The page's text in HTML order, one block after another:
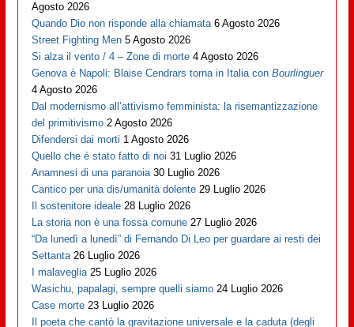
Agosto 2026
Quando Dio non risponde alla chiamata 6 Agosto 2026
Street Fighting Men 5 Agosto 2026
Si alza il vento / 4 – Zone di morte 4 Agosto 2026
Genova è Napoli: Blaise Cendrars torna in Italia conBourlinguer
4 Agosto 2026
Dal modernismo all’attivismo femminista: la risemantizzazione
del primitivismo 2 Agosto 2026
Difendersi dai morti 1 Agosto 2026
Quello che è stato fatto di noi 31 Luglio 2026
Anamnesi di una paranoia 30 Luglio 2026
Cantico per una dis/umanità dolente 29 Luglio 2026
Il sostenitore ideale 28 Luglio 2026
La storia non è una fossa comune 27 Luglio 2026
“Da lunedì a lunedì” di Fernando Di Leo per guardare ai resti dei
Settanta 26 Luglio 2026
I malaveglia 25 Luglio 2026
Wasichu, papalagi, sempre quelli siamo 24 Luglio 2026
Case morte 23 Luglio 2026
Il poeta che cantò la gravitazione universale e la caduta (degli